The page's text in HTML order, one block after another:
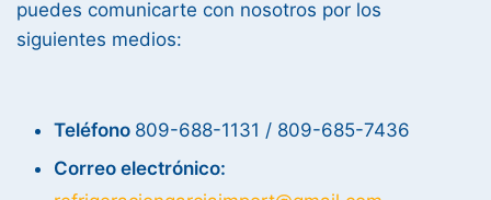
puedes comunicarte con nosotros por los
siguientes medios:
Teléfono 809-688-1131 / 809-685-7436
Correo electrónico: